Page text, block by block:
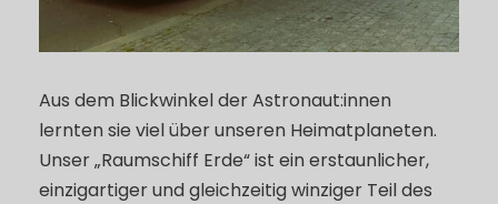
Aus dem Blickwinkel der Astronaut:innen
lernten sie viel über unseren Heimatplaneten.
Unser „Raumschiff Erde“ ist ein erstaunlicher,
einzigartiger und gleichzeitig winziger Teil des